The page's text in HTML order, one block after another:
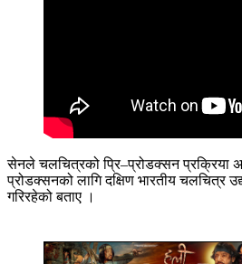
सेनले चलचित्रको प्रि–प्रोडक्सन प्रक्रिया
प्रोडक्सनको लागि दक्षिण भारतीय चलचित्र
गरिरहेको बताए ।